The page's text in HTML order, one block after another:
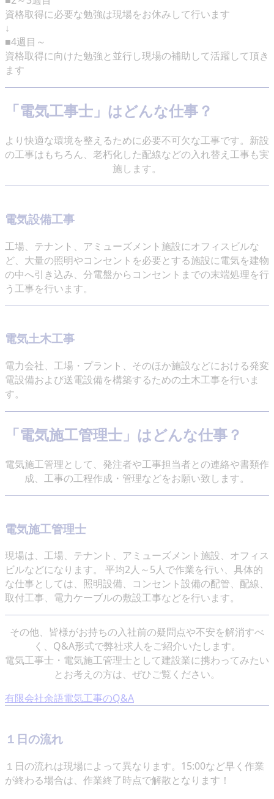
資格取得に必要な勉強は現場をお休みして行います
↓
■4週目～
資格取得に向けた勉強と並行し現場の補助して活躍して頂き
ます
「電気工事士」はどんな仕事？
より快適な環境を整えるために必要不可欠な工事です。新設
の工事はもちろん、老朽化した配線などの入れ替え工事も実
施します。
電気設備工事
工場、テナント、アミューズメント施設にオフィスビルな
ど、大量の照明やコンセントを必要とする施設に電気を建物
の中へ引き込み、分電盤からコンセントまでの末端処理を行
う工事を行います。
電気土木工事
電力会社、工場・プラント、そのほか施設などにおける発変
電設備および送電設備を構築するための土木工事を行いま
す。
「電気施工管理士」はどんな仕事？
電気施工管理として、発注者や工事担当者との連絡や書類作
成、工事の工程作成・管理などをお願い致します。
電気施工管理士
現場は、工場、テナント、アミューズメント施設、オフィス
ビルなどになります。 平均2人～5人で作業を行い、具体的
な仕事としては、照明設備、コンセント設備の配管、配線、
取付工事、電力ケーブルの敷設工事などを行います。
その他、皆様がお持ちの入社前の疑問点や不安を解消すべ
く、Q&A形式で弊社求人をご紹介いたします。
電気工事士・電気施工管理士として建設業に携わってみたい
とお考えの方は、ぜひご覧ください。
有限会社余語電気工事のQ&A
１日の流れ
１日の流れは現場によって異なります。15:00など早く作業
が終わる場合は、作業終了時点で解散となります！